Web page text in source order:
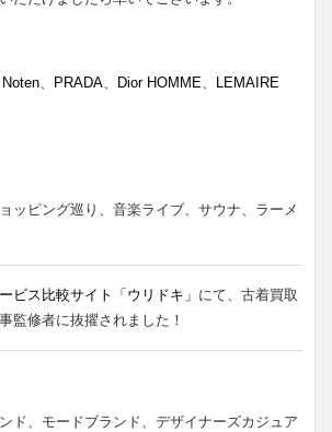
、 PRADA、 Dior HOMME、 LEMAIRE
ッピング巡り、音楽ライブ、サウナ、ラーメ
ビス比較サイト「ウリドキ」 にて、古着買取
監修者に抜擢されました！
ド、モードブランド、デザイナーズカジュア